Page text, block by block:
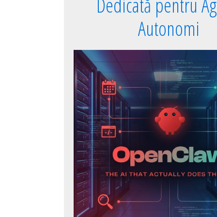
Autonomi